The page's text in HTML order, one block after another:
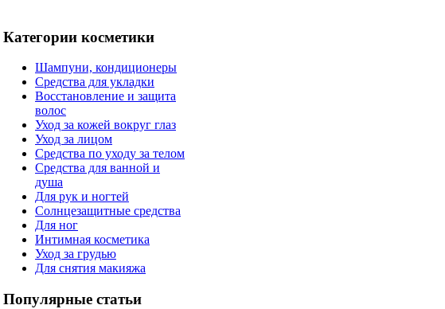
Категории косметики
Шампуни, кондиционеры
Средства для укладки
Восстановление и защита
волос
Уход за кожей вокруг глаз
Уход за лицом
Средства по уходу за телом
Средства для ванной и
душа
Для рук и ногтей
Солнцезащитные средства
Для ног
Интимная косметика
Уход за грудью
Для снятия макияжа
Популярные статьи